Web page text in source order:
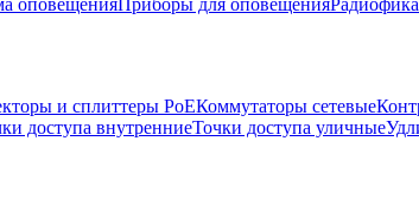
оповещенияПриборы для оповещения
и сплиттеры РоЕКоммутаторы сетевые
доступа внутренниеТочки доступа уличные